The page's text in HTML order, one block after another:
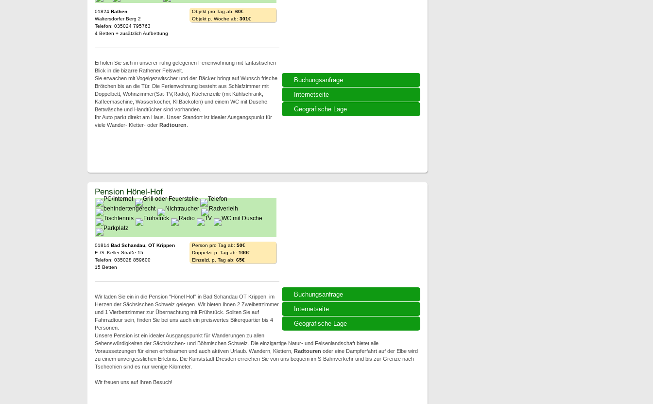
Buchungsanfrage
Internetseite
Geografische Lage
01824 Rathen
Waltersdorfer Berg 2
Telefon: 035024 795763
4 Betten + zusätzlich Aufbettung
Objekt pro Tag ab: 60€
Objekt p. Woche ab: 301€
Erholen Sie sich in unserer ruhig gelegenen Ferienwohnung mit fantastischen
Blick in die bizarre Rathener Felswelt.
Sie erwachen mit Vogelgezwitscher und der Bäcker bringt auf Wunsch frische
Brötchen bis an die Tür. Die Ferienwohnung besteht aus Schlafzimmer mit
Doppelbett, Wohnzimmer(Sat-TV,Radio), Küchenzeile (mit Kühlschrank,
Kaffeemaschine, Wasserkocher, Kl.Backofen) und einem WC mit Dusche.
Bettwäsche und Handtücher sind vorhanden.
Ihr Auto parkt direkt am Haus. Unser Standort ist idealer Ausgangspunkt für
viele Wander- Kletter- oder Radtouren
Buchungsanfrage
Internetseite
Geografische Lage
Pension Hönel-Hof
01814 Bad Schandau, OT Krippen
F.-G.-Keller-Straße 15
Telefon: 035028 859600
15 Betten
Person pro Tag ab: 50€
Doppelzi. p. Tag ab: 100€
Einzelzi. p. Tag ab: 65€
Wir laden Sie ein in die Pension "Hönel Hof" in Bad Schandau OT Krippen, im
Herzen der Sächsischen Schweiz gelegen. Wir bieten Ihnen 2 Zweibettzimmer
und 1 Vierbettzimmer zur Übernachtung mit Frühstück. Sollten Sie auf
Fahrradtour sein, finden Sie bei uns auch ein preiswertes Bikerquartier bis 4
Personen.
Unsere Pension ist ein idealer Ausgangspunkt für Wanderungen zu allen
Sehenswürdigkeiten der Sächsischen- und Böhmischen Schweiz. Die einzigartige Natur- und Felsenlandschaft bietet alle
Voraussetzungen für einen erholsamen und auch aktiven Urlaub. Wandern, Klettern, Radtouren oder eine Dampferfahrt auf der Elbe wird
zu einem unvergesslichen Erlebnis. Die Kunststadt Dresden erreichen Sie von uns bequem im S-Bahnverkehr und bis zur Grenze nach
Tschechien sind es nur wenige Kilometer.
Wir freuen uns auf Ihren Besuch!